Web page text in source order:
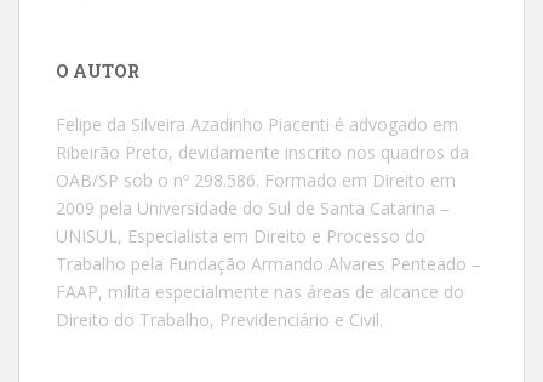
O AUTOR
Felipe da Silveira Azadinho Piacenti é advogado em
Ribeirão Preto, devidamente inscrito nos quadros da
OAB/SP sob o nº 298.586. Formado em Direito em
2009 pela Universidade do Sul de Santa Catarina –
UNISUL, Especialista em Direito e Processo do
Trabalho pela Fundação Armando Alvares Penteado –
FAAP, milita especialmente nas áreas de alcance do
Direito do Trabalho, Previdenciário e Civil.